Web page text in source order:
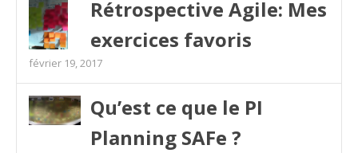
Rétrospective Agile: Mes
exercices favoris
février 19, 2017
Qu’est ce que le PI
Planning SAFe ?